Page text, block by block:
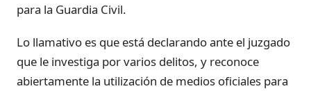
para la Guardia Civil.
Lo llamativo es que está declarando ante el juzgado
que le investiga por varios delitos, y reconoce
abiertamente la utilización de medios oficiales para